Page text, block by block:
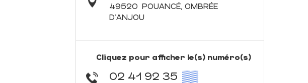
49520 POUANCÉ, OMBRÉE
D'ANJOU
Cliquez pour afficher le(s) numéro(s)
02 41 92 35 ▒▒